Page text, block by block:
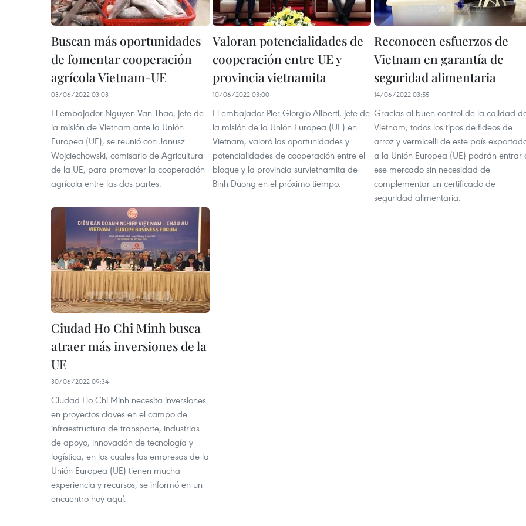
Buscan más oportunidades
de fomentar cooperación
agrícola Vietnam-UE
03/06/2022 03:03
El embajador Nguyen Van Thao, jefe de
la misión de Vietnam ante la Unión
Europea (UE), se reunió con Janusz
Wojciechowski, comisario de Agricultura
de la UE, para promover la cooperación
agrícola entre las dos partes.
Valoran potencialidades de
cooperación entre UE y
provincia vietnamita
10/06/2022 03:00
El embajador Pier Giorgio Ailberti, jefe de
la misión de la Unión Europea (UE) en
Vietnam, valoró las oportunidades y
potencialidades de cooperación entre el
bloque y la provincia survietnamita de
Binh Duong en el próximo tiempo.
Reconocen esfuerzos de
Vietnam en garantía de
seguridad alimentaria
14/06/2022 03:55
Gracias al buen control de la calidad
Vietnam, todos los tipos de fideos de
arroz y vermicelli de este país
a la Unión Europea (UE) podrán entrar
ese mercado sin necesidad de
complementar un certificado de
seguridad alimentaria.
Ciudad Ho Chi Minh busca
atraer más inversiones de la
UE
30/06/2022 09:34
Ciudad Ho Chi Minh necesita inversiones
en proyectos claves en el campo de
infraestructura de transporte, industrias
de apoyo, innovación de tecnología y
logística, en los cuales las empresas de la
Unión Europea (UE) tienen mucha
experiencia y recursos, se informó en un
encuentro hoy aquí.